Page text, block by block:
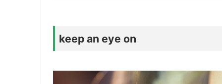
keep an eye on